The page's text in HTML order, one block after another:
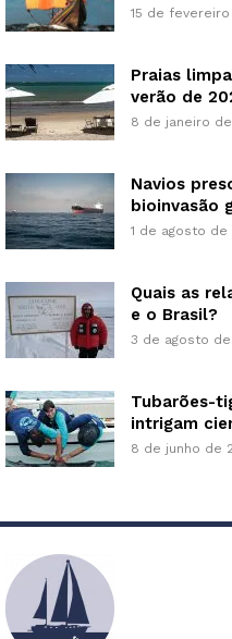
15 de fevereiro
Praias
verão de
8 de janeiro
Navios
bioinvasão
1 de agosto de
Quais as
e o Brasil?
3 de agosto
Tubarões-
intrigam
8 de junho de